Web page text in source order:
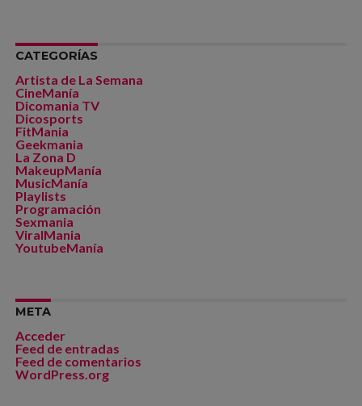
CATEGORÍAS
Artista de La Semana
CineManía
Dicomania TV
Dicosports
FitMania
Geekmania
La Zona D
MakeupManía
MusicManía
Playlists
Programación
Sexmania
ViralMania
YoutubeManía
META
Acceder
Feed de entradas
Feed de comentarios
WordPress.org